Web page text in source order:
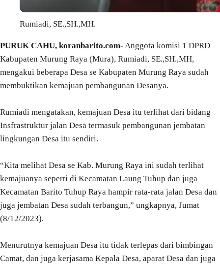
Rumiadi, SE.,SH.,MH.
PURUK CAHU, koranbarito.com- Anggota komisi 1 DPRD
Kabupaten Murung Raya (Mura), Rumiadi, SE.,SH.,MH,
mengakui beberapa Desa se Kabupaten Murung Raya sudah
membuktikan kemajuan pembangunan Desanya.
Rumiadi mengatakan, kemajuan Desa itu terlihat dari bidang
Insfrastruktur jalan Desa termasuk pembangunan jembatan
lingkungan Desa itu sendiri.
“Kita melihat Desa se Kab. Murung Raya ini sudah terlihat
kemajuanya seperti di Kecamatan Laung Tuhup dan juga
Kecamatan Barito Tuhup Raya hampir rata-rata jalan Desa dan
juga jembatan Desa sudah terbangun,” ungkapnya, Jumat
(8/12/2023).
Menurutnya kemajuan Desa itu tidak terlepas dari bimbingan
Camat, dan juga kerjasama Kepala Desa, aparat Desa dan juga